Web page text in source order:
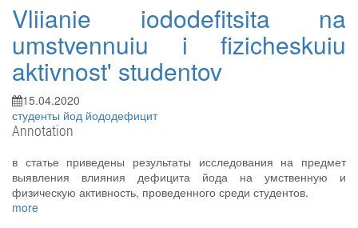
Vliianie iododefitsita na
umstvennuiu i fizicheskuiu
aktivnost' studentov
15.04.2020
студенты йод йододефицит
Annotation
в статье приведены результаты исследования на предмет
выявления влияния дефицита йода на умственную и
физическую активность, проведенного среди студентов.
more